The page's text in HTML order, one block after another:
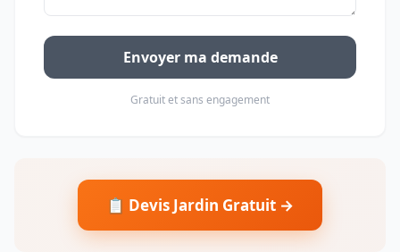
Envoyer ma demande
Gratuit et sans engagement
📋 Devis Jardin Gratuit →